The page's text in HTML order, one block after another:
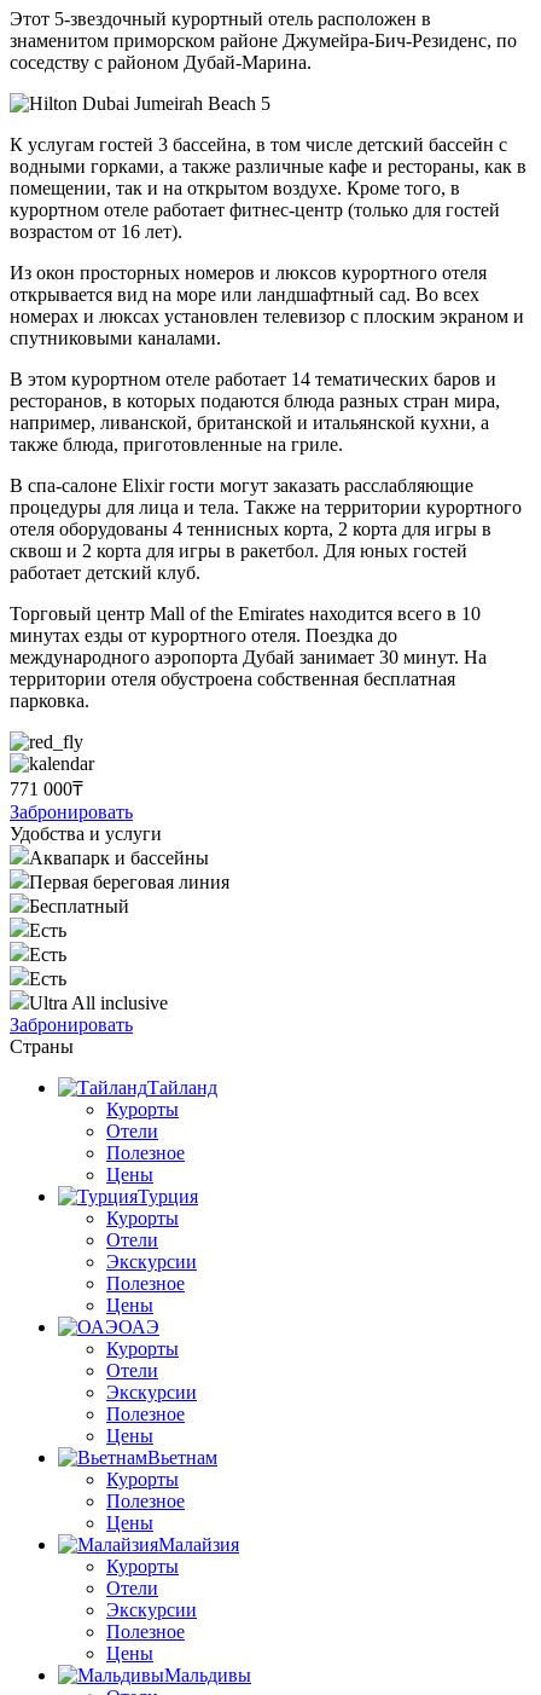
Этот 5-звездочный курортный отель расположен в
знаменитом приморском районе Джумейра-Бич-Резиденс, по
соседству с районом Дубай-Марина.
К услугам гостей 3 бассейна, в том числе детский бассейн с
водными горками, а также различные кафе и рестораны, как в
помещении, так и на открытом воздухе. Кроме того, в
курортном отеле работает фитнес-центр (только для гостей
возрастом от 16 лет).
Из окон просторных номеров и люксов курортного отеля
открывается вид на море или ландшафтный сад. Во всех
номерах и люксах установлен телевизор с плоским экраном и
спутниковыми каналами.
В этом курортном отеле работает 14 тематических баров и
ресторанов, в которых подаются блюда разных стран мира,
например, ливанской, британской и итальянской кухни, а
также блюда, приготовленные на гриле.
В спа-салоне Elixir гости могут заказать расслабляющие
процедуры для лица и тела. Также на территории курортного
отеля оборудованы 4 теннисных корта, 2 корта для игры в
сквош и 2 корта для игры в ракетбол. Для юных гостей
работает детский клуб.
Торговый центр Mall of the Emirates находится всего в 10
минутах езды от курортного отеля. Поездка до
международного аэропорта Дубай занимает 30 минут. На
территории отеля обустроена собственная бесплатная
парковка.
771 000₸
Забронировать
Удобства и услуги
Аквапарк и бассейны
Первая береговая линия
Бесплатный
Есть
Есть
Есть
Ultra All inclusive
Забронировать
Страны
Тайланд
Курорты
Отели
Полезное
Цены
Турция
Курорты
Отели
Экскурсии
Полезное
Цены
ОАЭ
Курорты
Отели
Экскурсии
Полезное
Цены
Вьетнам
Курорты
Полезное
Цены
Малайзия
Курорты
Отели
Экскурсии
Полезное
Цены
Мальдивы